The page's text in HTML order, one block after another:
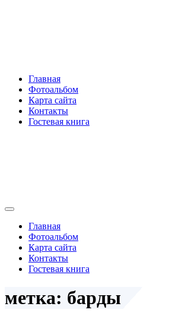
Главная
Фотоальбом
Карта сайта
Контакты
Гостевая книга
Главная
Фотоальбом
Карта сайта
Контакты
Гостевая книга
метка: барды